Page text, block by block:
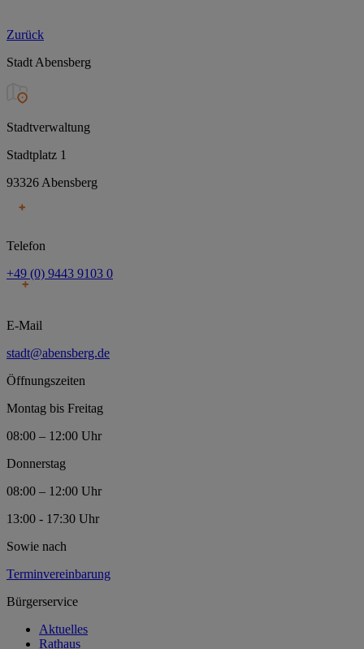
Zurück
Stadt Abensberg
Stadtverwaltung
Stadtplatz 1
93326 Abensberg
Telefon
+49 (0) 9443 9103 0
E-Mail
stadt@abensberg.de
Öffnungszeiten
Montag bis Freitag
08:00 – 12:00 Uhr
Donnerstag
08:00 – 12:00 Uhr
13:00 - 17:30 Uhr
Sowie nach
Terminvereinbarung
Bürgerservice
Aktuelles
Rathaus